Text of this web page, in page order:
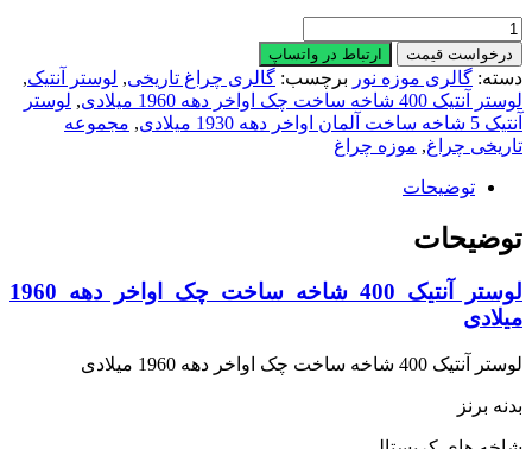
درخواست قیمت ارتباط در واتساپ
گالری موزه نور برچسب:گالری چراغ تاریخی,لوستر آنتیک,
آنتیک 400 شاخه ساخت چک اواخر دهه 1960 میلادی
,لوستر
5 شاخه ساخت آلمان اواخر دهه 1930 میلادی
,مجموعه
چراغ
,موزه چراغ
توضیحات
لوستر آنتیک 400 شاخه ساخت چک اواخر دهه 1960
آنتیک 400 شاخه ساخت چک اواخر دهه 1960 میلادی
برنز